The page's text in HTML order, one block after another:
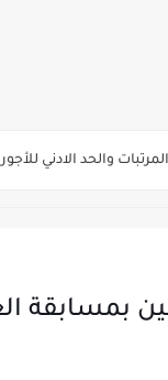
اخصائي تخطيط - مهندس -
العليا والمتوسطة
وظيفة مفتش أغذية "
بمسابقة